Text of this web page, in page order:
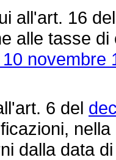
all'art. 16
alle tasse
novembre
6 del
nella
dalla data